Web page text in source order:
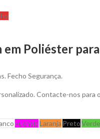
em Poliéster
Fecho Segurança.
Contacte-nos
FuchsiaLaranja PretoVerde